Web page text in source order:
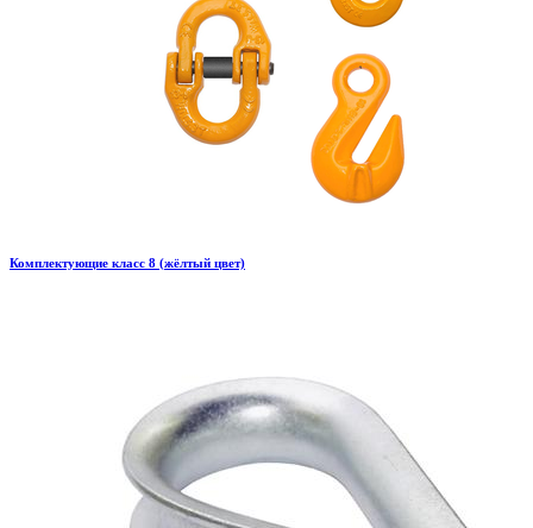
Комплектующие класс 8 (жёлтый цвет)